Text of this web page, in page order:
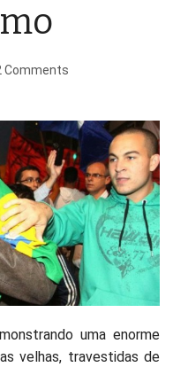
Comments
uma enorme
velhas, travestidas de